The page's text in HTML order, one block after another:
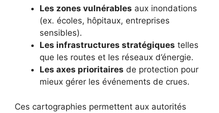
Les zones vulnérables aux inondations
(ex. écoles, hôpitaux, entreprises
sensibles).
Les infrastructures stratégiques telles
que les routes et les réseaux d’énergie.
Les axes prioritaires de protection pour
mieux gérer les événements de crues.
Ces cartographies permettent aux autorités